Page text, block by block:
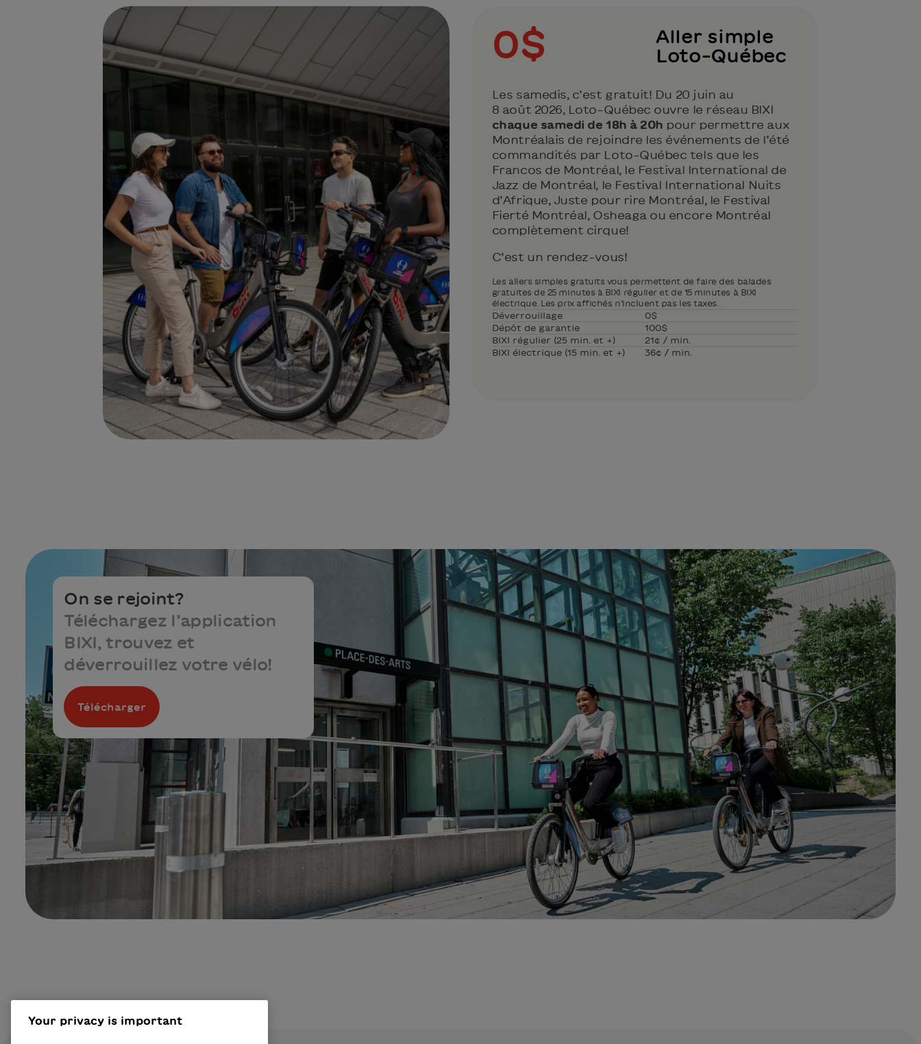
0$
Aller simple
Loto-Québec
Les samedis, c’est gratuit! Du 20 juin au
8 août 2026, Loto-Québec ouvre le réseau BIXI
chaque samedi de 18h à 20h pour permettre aux
Montréalais de rejoindre les événements de l’été
commandités par Loto-Québec tels que les
Francos de Montréal, le Festival International de
Jazz de Montréal, le Festival International Nuits
d’Afrique, Juste pour rire Montréal, le Festival
Fierté Montréal, Osheaga ou encore Montréal
complètement cirque!
C’est un rendez-vous!
Les allers simples gratuits vous permettent de faire des balades
gratuites de 25 minutes à BIXI régulier et de 15 minutes à BIXI
électrique. Les prix affichés n’incluent pas les taxes.
Déverrouillage
0$
Dépôt de garantie
100$
BIXI régulier (25 min. et +)
21¢ / min.
BIXI électrique (15 min. et +)
36¢ / min.
On se rejoint?
Téléchargez l’application
BIXI, trouvez et
déverrouillez votre vélo!
Télécharger
Your privacy is important